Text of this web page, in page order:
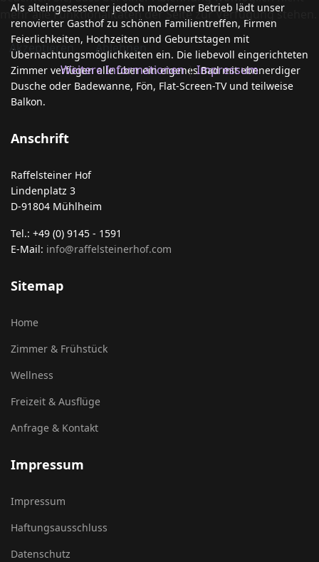
Als alteingesessener jedoch moderner Betrieb lädt unser
renovierter Gasthof zu schönen Familientreffen, Firmen
Feierlichkeiten, Hochzeiten und Geburtstagen mit
Übernachtungsmöglichkeiten ein. Die liebevoll eingerichteten
Zimmer verfügen alle über ein eigenes Bad mit ebenerdiger
Dusche oder Badewanne, Fön, Flat-Screen-TV und teilweise
Balkon.
Anschrift
Raffelsteiner Hof
Lindenplatz 3
D-91804 Mühlheim
Tel.: +49 (0) 9145 - 1591
E-Mail: info@raffelsteinerhof.com
Sitemap
Home
Zimmer & Frühstück
Wellness
Freizeit & Ausflüge
Anfrage & Kontakt
Impressum
Impressum
Haftungsausschluss
Datenschutz
mehr alle Funktionalitäten der Seite zur Verfügung stehen.
Akzeptieren
Ablehnen
Weitere Informationen|Impressum